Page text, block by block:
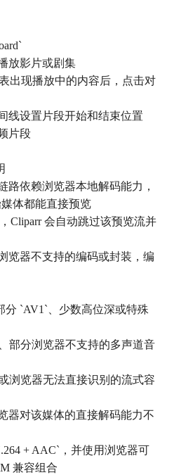
放影片或剧集
出现播放中的内容后，点击对
线设置片段开始和结束位置
片段
路依赖浏览器本地解码能力，
体都能直接预览
Cliparr 会自动跳过该预览流并
览器不支持的编码或封装，编
分 `AV1`、少数高位深或特殊
部分浏览器不支持的多声道音
浏览器无法直接识别的流式容
器对该媒体的直接解码能力不
+ AAC`，并使用浏览器可
兼容组合